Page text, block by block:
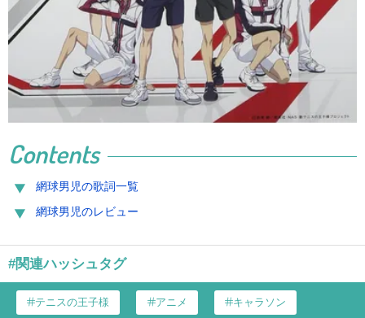
Contents
網球男児の歌詞一覧
網球男児のレビュー
#関連ハッシュタグ
テニスの王子様 アニメ キャラソン